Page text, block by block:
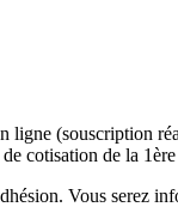
(souscription
cotisation de la
Vous serez